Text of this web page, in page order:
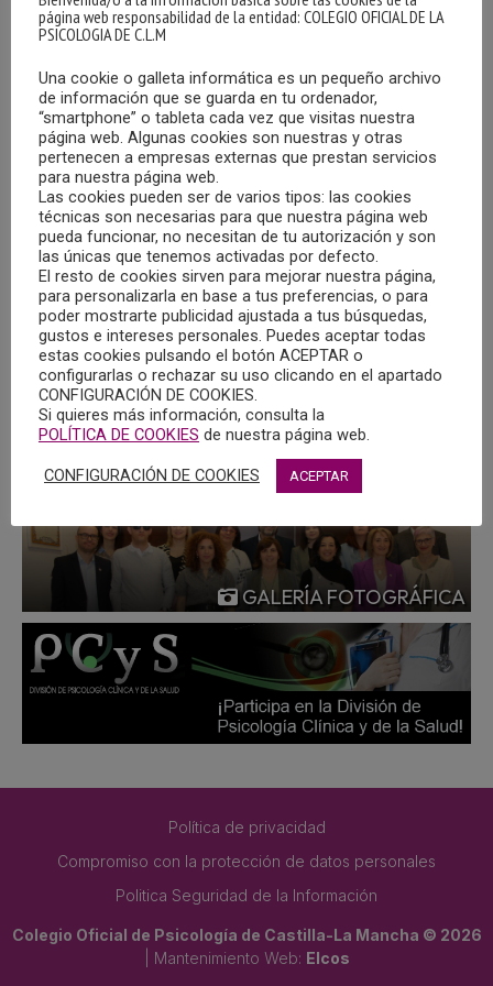
QUINTO BOLETÍN INFORMATIVO DE LA DIVISIÓN
DE PSICOLOGÍA EDUCATIVA (PSIE)
21/09/2023
La División de Psicología Educativa (PsiE) del Consejo
General de la Psicología, nos hace llegar su quinto Boletín
Informativo (agosto 2023). Un canal de divulgación de
información de interés en nuestro ámbito de intervención.
MÁS
GALERÍA FOTOGRÁFICA
Política de privacidad
Compromiso con la protección de datos personales
Politica Seguridad de la Información
Colegio Oficial de Psicología de Castilla-La Mancha © 2026
| Mantenimiento Web: Elcos
página web responsabilidad de la entidad: COLEGIO OFICIAL DE LA
PSICOLOGIA DE C.L.M
Una cookie o galleta informática es un pequeño archivo
de información que se guarda en tu ordenador,
“smartphone” o tableta cada vez que visitas nuestra
página web. Algunas cookies son nuestras y otras
pertenecen a empresas externas que prestan servicios
para nuestra página web.
Las cookies pueden ser de varios tipos: las cookies
técnicas son necesarias para que nuestra página web
pueda funcionar, no necesitan de tu autorización y son
las únicas que tenemos activadas por defecto.
El resto de cookies sirven para mejorar nuestra página,
para personalizarla en base a tus preferencias, o para
poder mostrarte publicidad ajustada a tus búsquedas,
gustos e intereses personales. Puedes aceptar todas
estas cookies pulsando el botón ACEPTAR o
configurarlas o rechazar su uso clicando en el apartado
CONFIGURACIÓN DE COOKIES.
Si quieres más información, consulta la
POLÍTICA DE COOKIES de nuestra página web.
CONFIGURACIÓN DE COOKIES ACEPTAR